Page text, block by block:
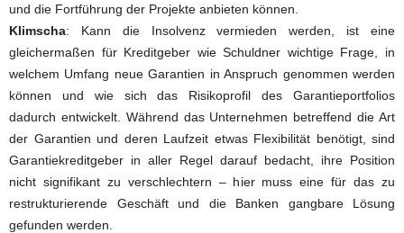
und die Fortführung der Projekte anbieten können.
Klimscha: Kann die Insolvenz vermieden werden, ist eine
gleichermaßen für Kreditgeber wie Schuldner wichtige Frage, in
welchem Umfang neue Garantien in Anspruch genommen werden
können und wie sich das Risikoprofil des Garantieportfolios
dadurch entwickelt. Während das Unternehmen betreffend die Art
der Garantien und deren Laufzeit etwas Flexibilität benötigt, sind
Garantiekreditgeber in aller Regel darauf bedacht, ihre Position
nicht signifikant zu verschlechtern – hier muss eine für das zu
restrukturierende Geschäft und die Banken gangbare Lösung
gefunden werden.